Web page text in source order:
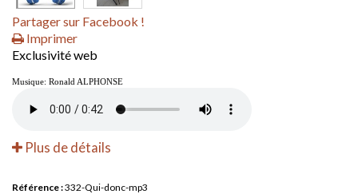
Partager sur Facebook !
Imprimer
Exclusivité web
Musique: Ronald ALPHONSE
Plus de détails
Référence :332-Qui-donc-mp3